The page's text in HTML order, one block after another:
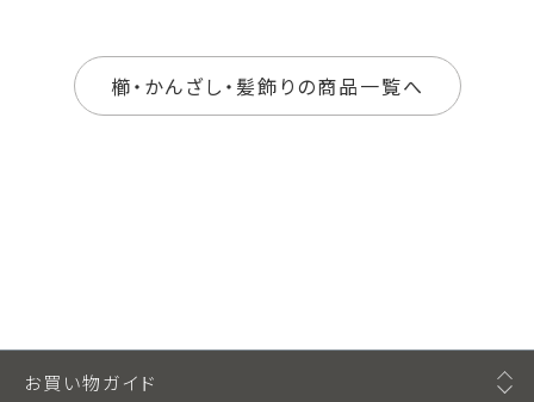
櫛・かんざし・髪飾りの商品一覧へ
お買い物ガイド